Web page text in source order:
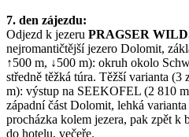
7. den zájezdu:
Odjezd k jezeru PRAGSER
nejromantičtější jezero Dolomit,
↑500 m, ↓500 m): okruh okolo
středně těžká túra. Těžší varianta
m): výstup na SEEKOFEL (2 810
západní část Dolomit, lehká
procházka kolem jezera, pak zpět k
do hotelu, večeře.